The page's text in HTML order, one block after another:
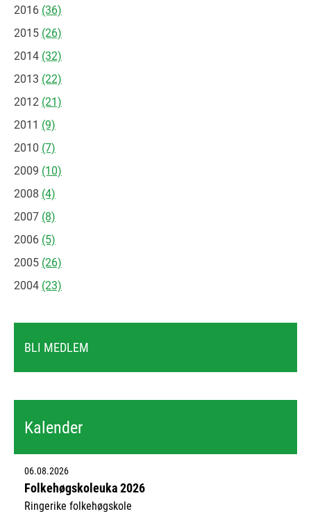
2016 (36)
2015 (26)
2014 (32)
2013 (22)
2012 (21)
2011 (9)
2010 (7)
2009 (10)
2008 (4)
2007 (8)
2006 (5)
2005 (26)
2004 (23)
BLI MEDLEM
Kalender
06.08.2026
Folkehøgskoleuka 2026
Ringerike folkehøgskole